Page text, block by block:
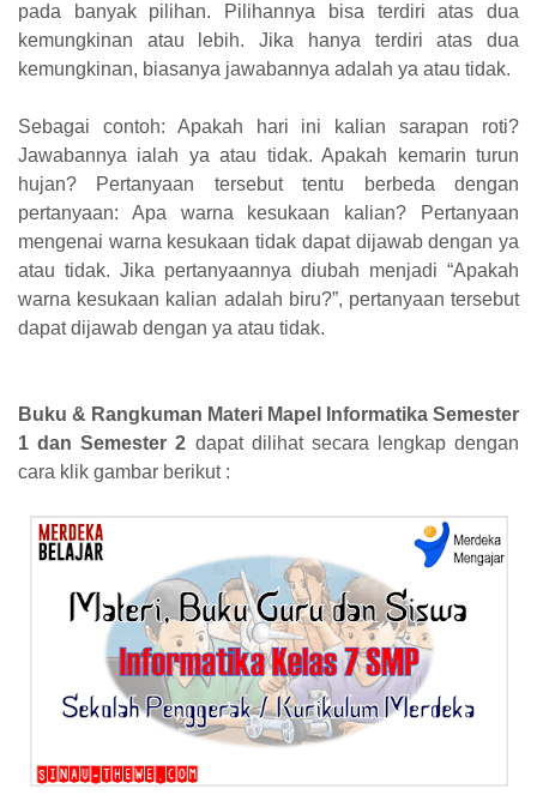
pada banyak pilihan. Pilihannya bisa terdiri atas dua
kemungkinan atau lebih. Jika hanya terdiri atas dua
kemungkinan, biasanya jawabannya adalah ya atau tidak.
Sebagai contoh: Apakah hari ini kalian sarapan roti?
Jawabannya ialah ya atau tidak. Apakah kemarin turun
hujan? Pertanyaan tersebut tentu berbeda dengan
pertanyaan: Apa warna kesukaan kalian? Pertanyaan
mengenai warna kesukaan tidak dapat dijawab dengan ya
atau tidak. Jika pertanyaannya diubah menjadi “Apakah
warna kesukaan kalian adalah biru?”, pertanyaan tersebut
dapat dijawab dengan ya atau tidak.
Buku & Rangkuman Materi Mapel Informatika Semester
1 dan Semester 2 dapat dilihat secara lengkap dengan
cara klik gambar berikut :